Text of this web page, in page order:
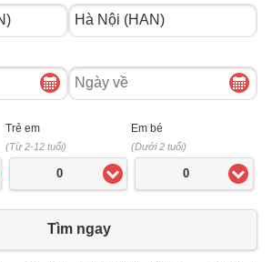
Ngày
về
Trẻ em
(Từ 2-12 tuổi)
0
Em bé
(Dưới 2 tuổi)
0
Tìm ngay